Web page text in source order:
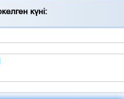
күні: